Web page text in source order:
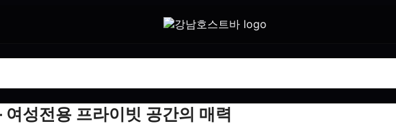
성전용 프라이빗 공간의 매력